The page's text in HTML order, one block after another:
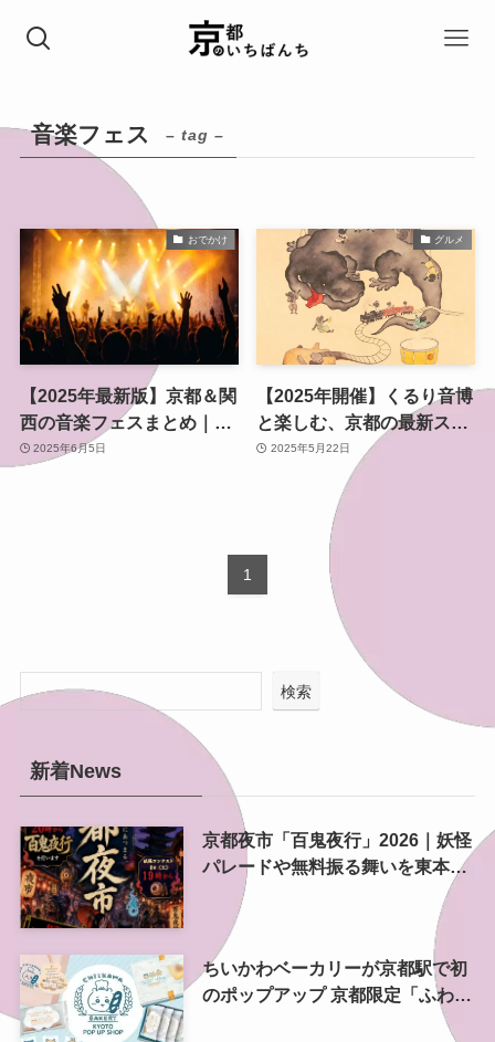
音楽フェス – tag –
おでかけ
【2025年最新版】京都＆関
西の音楽フェスまとめ｜
夏・秋の注目イベントをチ
2025年6月5日
グルメ
【2025年開催】くるり音博
と楽しむ、京都の最新スポ
ット＆ホテル完全ガイド
2025年5月22日
1
検索
新着News
京都夜市「百鬼夜行」2026｜妖怪
パレードや無料振る舞いを東本願
寺前で開催
ちいかわベーカリーが京都駅で初
のポップアップ 京都限定「ふわふ
わおたべキャラメル」も、8月13